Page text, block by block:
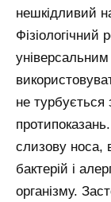
нешкідливий
не турбується
слизову носа,
бактерій і
організму.